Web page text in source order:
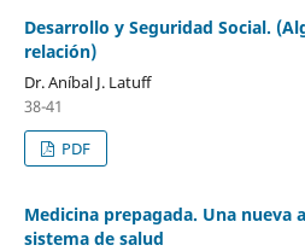
Desarrollo y Seguridad Social.
relación)
Dr. Aníbal J. Latuff
38-41
PDF
Medicina prepagada. Una nueva
sistema de salud